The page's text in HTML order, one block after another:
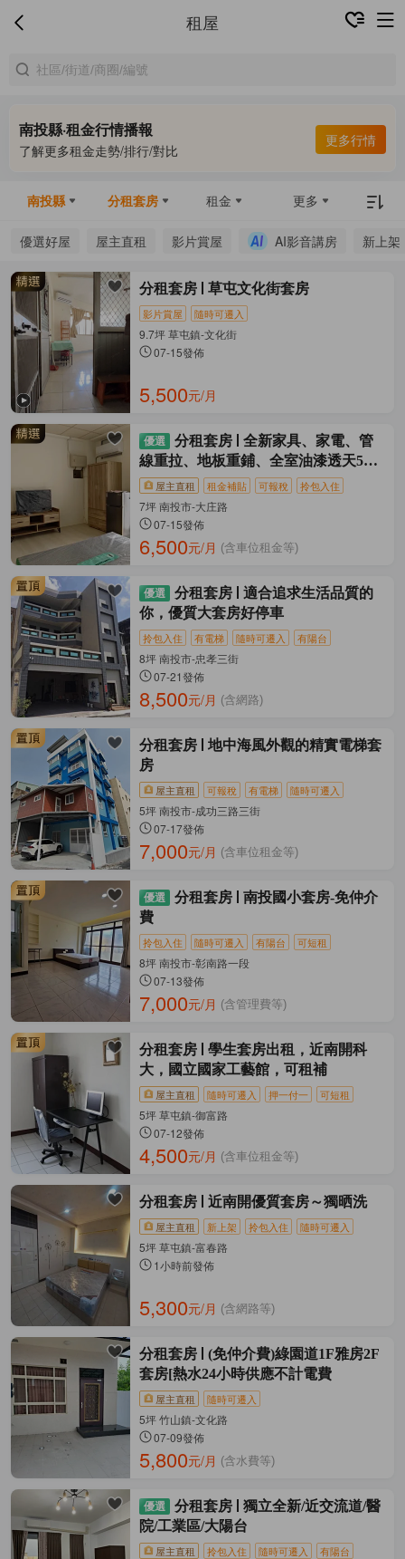
租屋
南投縣·租金行情播報
了解更多租金走勢/排行/對比
更多行情
南投縣 分租套房 租金 更多
優選好屋 屋主直租 影片賞屋 AI影音講房 新上架
分租套房 草屯文化街套房
影片賞屋 隨時可遷入
9.7坪 草屯鎮-文化街
07-15發佈
5,500元/月
分租套房
全新家具、家電、管
線重拉、地板重鋪、全室油漆透天5套
房屋主直租 租金補貼 可報稅 拎包入住
7坪 南投市-大庄路
07-15發佈
6,500元/月 (含車位租金等)
分租套房
適合追求生活品質的
你，優質大套房好停車
拎包入住 有電梯 隨時可遷入 有陽台
8坪 南投市-忠孝三街
07-21發佈
8,500元/月 (含網路)
分租套房
地中海風外觀的精實電梯套
房
屋主直租 可報稅 有電梯 隨時可遷入
5坪 南投市-成功三路三街
07-17發佈
7,000元/月 (含車位租金等)
分租套房
南投國小套房-免仲介
費
拎包入住 隨時可遷入 有陽台 可短租
8坪 南投市-彰南路一段
07-13發佈
7,000元/月 (含管理費等)
分租套房
學生套房出租，近南開科
大，國立國家工藝館，可租補
屋主直租 隨時可遷入 押一付一 可短租
5坪 草屯鎮-御富路
07-12發佈
4,500元/月 (含車位租金等)
分租套房 近南開優質套房～獨晒洗
屋主直租 新上架 拎包入住 隨時可遷入
5坪 草屯鎮-富春路
1小時前發佈
5,300元/月 (含網路等)
分租套房
(免仲介費)綠園道1F雅房2F
套房[熱水24小時供應不計電費
屋主直租 隨時可遷入
5坪 竹山鎮-文化路
07-09發佈
5,800元/月 (含水費等)
分租套房
獨立全新/近交流道/醫
院/工業區/大陽台
屋主直租 拎包入住 隨時可遷入 有陽台